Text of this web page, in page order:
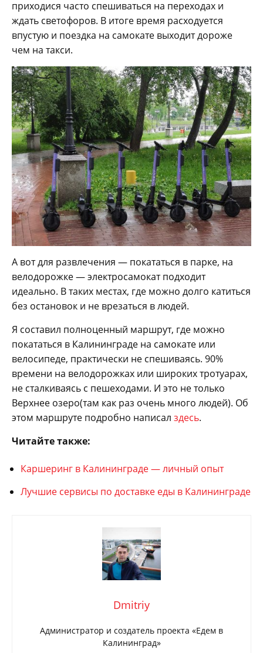
приходися часто спешиваться на переходах и
ждать светофоров. В итоге время расходуется
впустую и поездка на самокате выходит дороже
чем на такси.
А вот для развлечения — покататься в парке, на
велодорожке — электросамокат подходит
идеально. В таких местах, где можно долго катиться
без остановок и не врезаться в людей.
Я составил полноценный маршрут, где можно
покататься в Калининграде на самокате или
велосипеде, практически не спешиваясь. 90%
времени на велодорожках или широких тротуарах,
не сталкиваясь с пешеходами. И это не только
Верхнее озеро(там как раз очень много людей). Об
этом маршруте подробно написал здесь.
Читайте также:
Каршеринг в Калининграде — личный опыт
Лучшие сервисы по доставке еды в Калининграде
Dmitriy
Администратор и создатель проекта «Едем в
Калининград»